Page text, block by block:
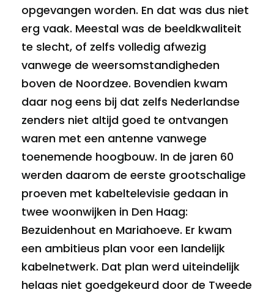
opgevangen worden. En dat was dus niet
erg vaak. Meestal was de beeldkwaliteit
te slecht, of zelfs volledig afwezig
vanwege de weersomstandigheden
boven de Noordzee. Bovendien kwam
daar nog eens bij dat zelfs Nederlandse
zenders niet altijd goed te ontvangen
waren met een antenne vanwege
toenemende hoogbouw. In de jaren 60
werden daarom de eerste grootschalige
proeven met kabeltelevisie gedaan in
twee woonwijken in Den Haag:
Bezuidenhout en Mariahoeve. Er kwam
een ambitieus plan voor een landelijk
kabelnetwerk. Dat plan werd uiteindelijk
helaas niet goedgekeurd door de Tweede